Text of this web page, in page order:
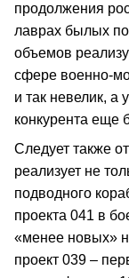
продолжения
лаврах былых
объемов
сфере военно-
и так невелик, а
конкурента еще
Следует также
реализует не
подводного
проекта 041 в
«менее новых»
проект 039 –